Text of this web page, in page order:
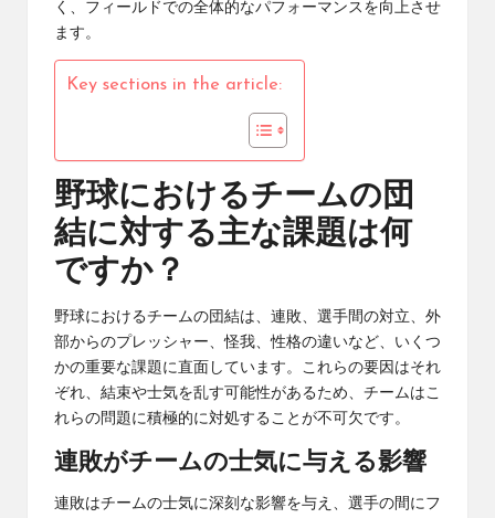
く、フィールドでの全体的なパフォーマンスを向上させ
ます。
Key sections in the article:
野球におけるチームの団
結に対する主な課題は何
ですか？
野球におけるチームの団結は、連敗、選手間の対立、外
部からのプレッシャー、怪我、性格の違いなど、いくつ
かの重要な課題に直面しています。これらの要因はそれ
ぞれ、結束や士気を乱す可能性があるため、チームはこ
れらの問題に積極的に対処することが不可欠です。
連敗がチームの士気に与える影響
連敗はチームの士気に深刻な影響を与え、選手の間にフ